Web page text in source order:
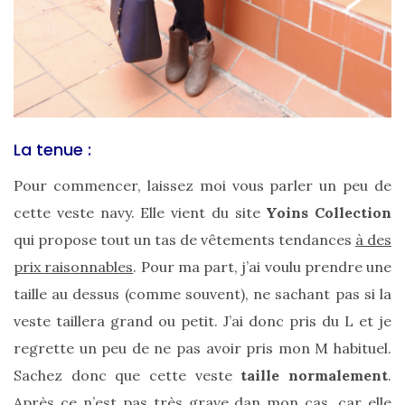
Les
La tenue :
Pour commencer, laissez moi vous parler un peu de
cette veste navy. Elle vient du siteYoins Collection
qui propose tout un tas de vêtements tendances à des
prix raisonnables. Pour ma part, j’ai voulu prendre une
taille au dessus (comme souvent), ne sachant pas si la
veste taillera grand ou petit. J’ai donc pris du L et je
regrette un peu de ne pas avoir pris mon M habituel.
Sachez donc que cette veste taille normalement.